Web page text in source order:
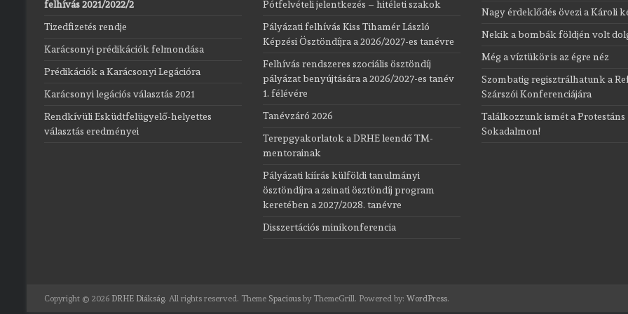
felhívás 2021/2022/2
Tizedfizetés rendje
Karácsonyi prédikációk felmondása
Prédikációk a Karácsonyi Legációra
Karácsonyi legációs választás 2021
Rendkívüli Esküdtfelügyelő-helyettes
választás eredményei
Pótfelvételi jelentkezés – hitéleti szakok
Pályázati felhívás Kiss Tihamér László
Képzési Ösztöndíjra a 2026/2027-es tanévre
Felhívás rendszeres szociális ösztöndíj
pályázat benyújtására a 2026/2027-es tanév
1. félévére
Tanévzáró 2026
Terepgyakorlatok a DRHE leendő TM-
mentorainak
Pályázati kiírás külföldi tanulmányi
ösztöndíjra a zsinati ösztöndíj program
keretében a 2027/2028. tanévre
Disszertációs mini­konferencia
Nagy érdeklődés övezi a Károli
Nekik a bombák földjén volt
Még a víztükör is az égre néz
Szombatig regisztrálhatunk a
Szárszói Konferenciájára
Találkozzunk ismét a Protestáns
Sokadalmon!
Copyright © 2026 DRHE Diákság. All rights reserved. Theme Spacious by ThemeGrill. Powered by: WordPress.